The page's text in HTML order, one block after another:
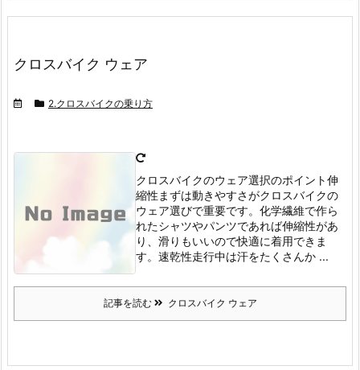
クロスバイク ウェア
2.クロスバイクの乗り方
クロスバイクのウェア選択のポイント伸
縮性 まずは動きやすさがクロスバイクの
ウェア選びで重要です。 化学繊維で作ら
れたシャツやパンツであれば伸縮性があ
り、滑りもいいので快適に着用できま
す。 速乾性走行中は汗をたくさんか ...
記事を読む クロスバイク ウェア